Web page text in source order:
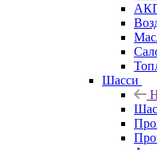
Шасси